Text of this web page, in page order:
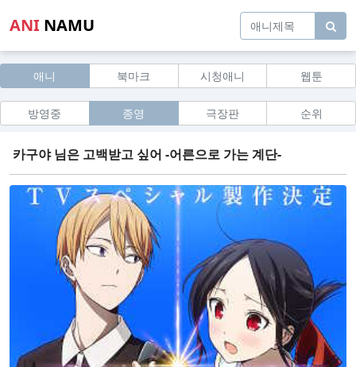
ANI NAMU
애니 북마크 시청애니 웹툰
방영중 종영 극장판 순위
카구야 님은 고백받고 싶어 -어른으로 가는 계단-